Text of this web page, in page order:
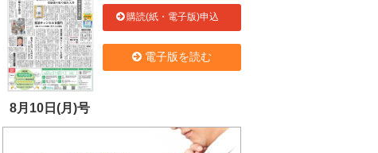
8月10日(月)号
購読(紙・電子版)申込
電子版を読む